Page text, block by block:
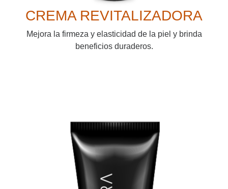
CREMA REVITALIZADORA
Mejora la firmeza y elasticidad de la piel y brinda
beneficios duraderos.